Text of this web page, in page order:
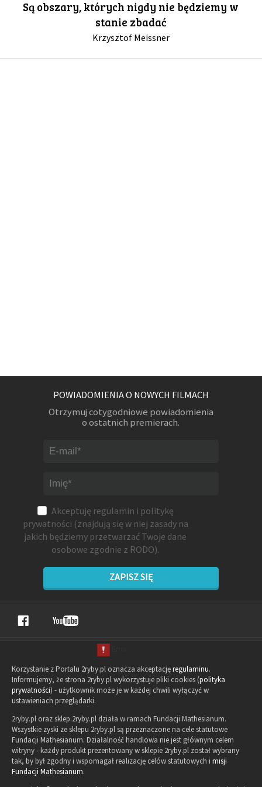
GALERIA
Są obszary, których nigdy nie będziemy w
stanie zbadać
Krzysztof Meissner
POWIADOMIENIA O NOWYCH FILMACH
Otrzymuj cotygodniowe powiadomienia
o ostatnich premierach.
Akceptuję regulamin i politykę
prywatności (znajdują się w niej zasady na
jakich będziemy przetwarzać Twoje dane
osobowe zgodnie z RODO).
ZAPISZ SIĘ
Korzystanie z Portalu 2ryby.pl oznacza akceptacjęregulaminu.
Informujemy, że strona 2ryby.pl wykorzystuje pliki cookies (polityka
prywatności) - użytkownik może je w każdej chwili wyłączyć w
ustawieniach przeglądarki.
2ryby.pl oraz sklep.2ryby.pl działa w ramach Fundacji Mathesianum.
Wszystkie zyski ze sklepu 2ryby.pl są przeznaczone na cele statutowe
Fundacji Mathesianum. Działalność handlowa nie jest głównym celem
witryny - każdy produkt prezentowany w sklepie 2ryby.pl został wybrany
tak, by był zgodny i wspomagał realizację celów statutowych i misji
Fundacji Mathesianum.